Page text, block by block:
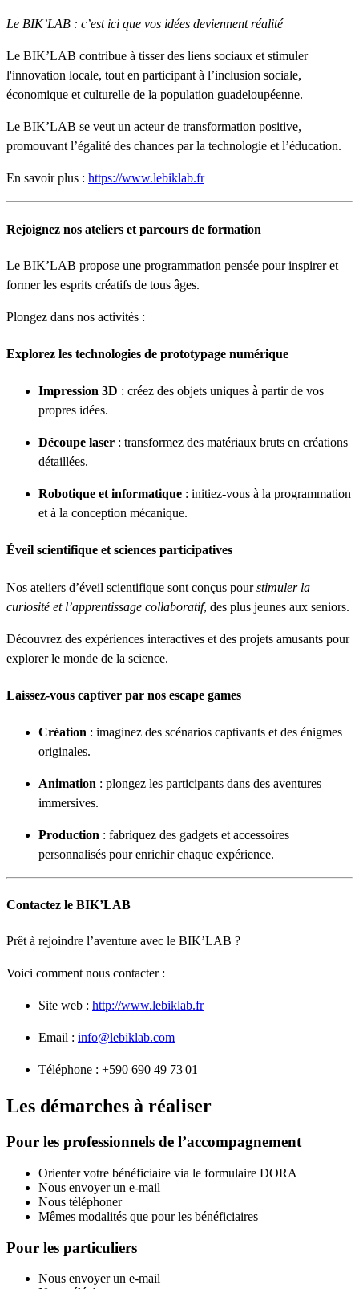
Le BIK’LAB : c’est ici que vos idées deviennent réalité
Le BIK’LAB contribue à tisser des liens sociaux et stimuler
l'innovation locale, tout en participant à l’inclusion sociale,
économique et culturelle de la population guadeloupéenne.
Le BIK’LAB se veut un acteur de transformation positive,
promouvant l’égalité des chances par la technologie et l’éducation.
En savoir plus : https://www.lebiklab.fr
Rejoignez nos ateliers et parcours de formation
Le BIK’LAB propose une programmation pensée pour inspirer et
former les esprits créatifs de tous âges.
Plongez dans nos activités :
Explorez les technologies de prototypage numérique
Impression 3D : créez des objets uniques à partir de vos
propres idées.
Découpe laser : transformez des matériaux bruts en créations
détaillées.
Robotique et informatique : initiez-vous à la programmation
et à la conception mécanique.
Éveil scientifique et sciences participatives
Nos ateliers d’éveil scientifique sont conçus pourstimuler la
curiosité et l’apprentissage collaboratif, des plus jeunes aux seniors.
Découvrez des expériences interactives et des projets amusants pour
explorer le monde de la science.
Laissez-vous captiver par nos escape games
Création : imaginez des scénarios captivants et des énigmes
originales.
Animation : plongez les participants dans des aventures
immersives.
Production : fabriquez des gadgets et accessoires
personnalisés pour enrichir chaque expérience.
Contactez le BIK’LAB
Prêt à rejoindre l’aventure avec le BIK’LAB ?
Voici comment nous contacter :
Site web : http://www.lebiklab.fr
Email : info@lebiklab.com
Téléphone : +590 690 49 73 01
Les démarches à réaliser
Pour les professionnels de l’accompagnement
Orienter votre bénéficiaire via le formulaire DORA
Nous envoyer un e-mail
Nous téléphoner
Mêmes modalités que pour les bénéficiaires
Pour les particuliers
Nous envoyer un e-mail